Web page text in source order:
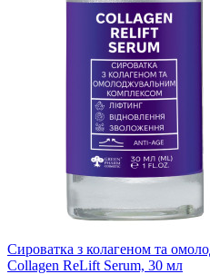
Сироватка з колагеном та
Collagen ReLift Serum, 30 мл